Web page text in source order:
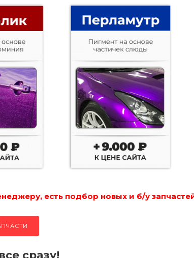
есть подбор новых и б/у
сразу!